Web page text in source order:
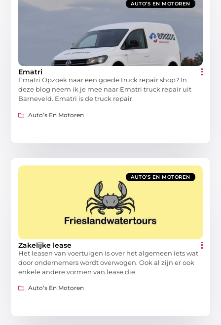
AUTO’S EN MOTOREN
Ematri
Ematri Opzoek naar een goede truck repair shop? In
deze blog neem ik je mee naar Ematri truck repair uit
Barneveld. Ematri is de truck repair
Auto’s En Motoren
AUTO’S EN MOTOREN
Zakelijke lease
Het leasen van voertuigen is over het algemeen iets wat
door ondernemers wordt overwogen. Ook al zijn er ook
enkele andere vormen van lease die
Auto’s En Motoren